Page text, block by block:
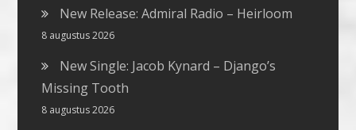
New Release: Admiral Radio – Heirloom
8 augustus 2026
New Single: Jacob Kynard – Django’s
Missing Tooth
8 augustus 2026